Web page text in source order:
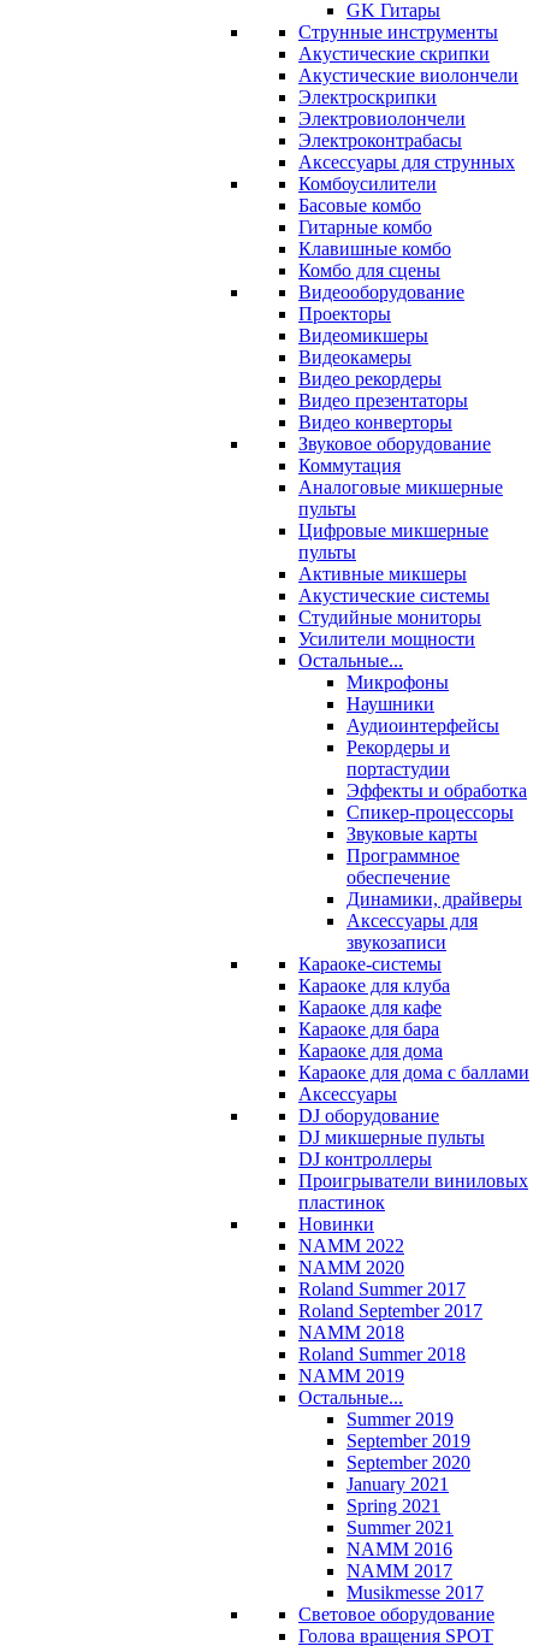
GK Гитары
Струнные инструменты
Акустические скрипки
Акустические виолончели
Электроскрипки
Электровиолончели
Электроконтрабасы
Аксессуары для струнных
Комбоусилители
Басовые комбо
Гитарные комбо
Клавишные комбо
Комбо для сцены
Видеооборудование
Проекторы
Видеомикшеры
Видеокамеры
Видео рекордеры
Видео презентаторы
Видео конверторы
Звуковое оборудование
Коммутация
Аналоговые микшерные
пульты
Цифровые микшерные
пульты
Активные микшеры
Акустические системы
Студийные мониторы
Усилители мощности
Остальные...
Микрофоны
Наушники
Аудиоинтерфейсы
Рекордеры и
портастудии
Эффекты и обработка
Спикер-процессоры
Звуковые карты
Программное
обеспечение
Динамики, драйверы
Аксессуары для
звукозаписи
Караоке-системы
Караоке для клуба
Караоке для кафе
Караоке для бара
Караоке для дома
Караоке для дома с баллами
Аксессуары
DJ оборудование
DJ микшерные пульты
DJ контроллеры
Проигрыватели виниловых
пластинок
Новинки
NAMM 2022
NAMM 2020
Roland Summer 2017
Roland September 2017
NAMM 2018
Roland Summer 2018
NAMM 2019
Остальные...
Summer 2019
September 2019
September 2020
January 2021
Spring 2021
Summer 2021
NAMM 2016
NAMM 2017
Musikmesse 2017
Световое оборудование
Голова вращения SPOT